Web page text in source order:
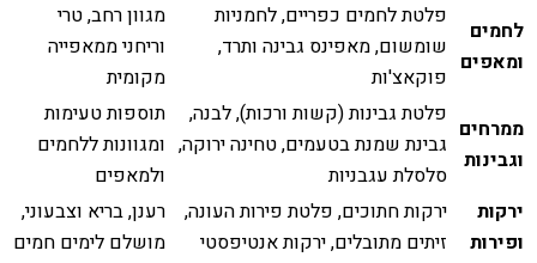
לחמים
ומאפים
פלטת לחמים כפריים, לחמניות
שומשום, מאפינס גבינה ותרד,
פוקאצ'ות
מגוון רחב, טרי
וריחני ממאפייה
מקומית
ממרחים
וגבינות
פלטת גבינות (קשות ורכות), לבנה,
גבינת שמנת בטעמים, טחינה ירוקה,
סלסלת עגבניות
תוספות טעימות
ומגוונות ללחמים
ולמאפים
ירקות
ופירות
ירקות חתוכים, פלטת פירות העונה,
זיתים מתובלים, ירקות אנטיפסטי
רענן, בריא וצבעוני,
מושלם לימים חמים